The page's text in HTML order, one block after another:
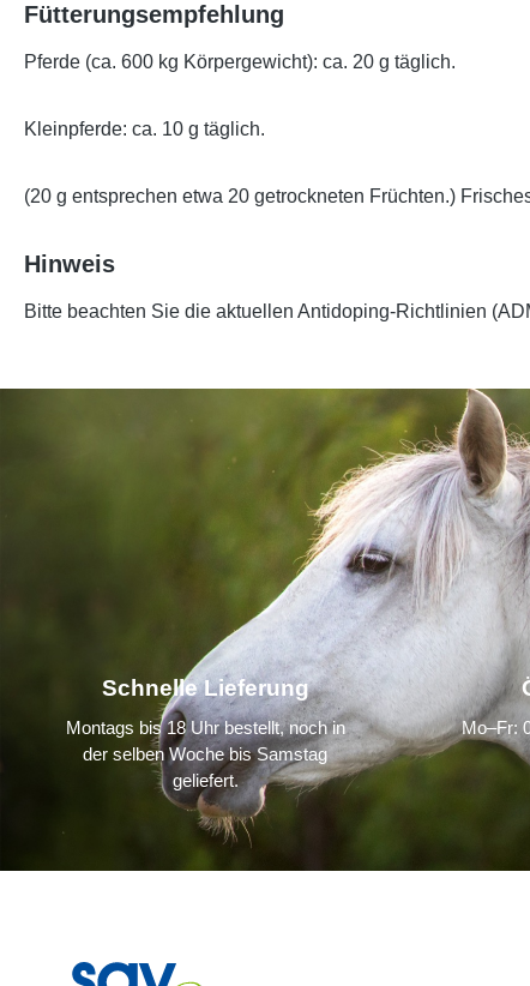
Fütterungsempfehlung
Pferde (ca. 600 kg Körpergewicht): ca. 20 g täglich.
Kleinpferde: ca. 10 g täglich.
(20 g entsprechen etwa 20 getrockneten Früchten.)
Hinweis
Bitte beachten Sie die aktuellen Antidoping-Richtlinien
Schnelle Lieferung
Montags bis 18 Uhr bestellt, noch in
der selben Woche bis Samstag
geliefert.
Mo–Fr: